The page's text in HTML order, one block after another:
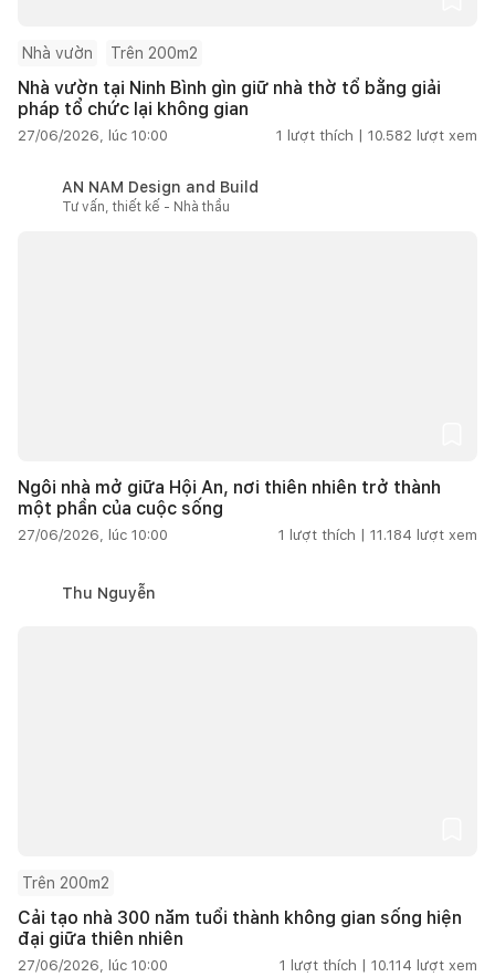
Nhà vườn Trên 200m2
Nhà vườn tại Ninh Bình gìn giữ nhà thờ tổ bằng giải
pháp tổ chức lại không gian
27/06/2026, lúc 10:00 1 lượt thích | 10.582 lượt xem
AN NAM Design and Build
Tư vấn, thiết kế - Nhà thầu
Ngôi nhà mở giữa Hội An, nơi thiên nhiên trở thành
một phần của cuộc sống
27/06/2026, lúc 10:00 1 lượt thích | 11.184 lượt xem
Thu Nguyễn
Trên 200m2
Cải tạo nhà 300 năm tuổi thành không gian sống hiện
đại giữa thiên nhiên
27/06/2026, lúc 10:00 1 lượt thích | 10.114 lượt xem